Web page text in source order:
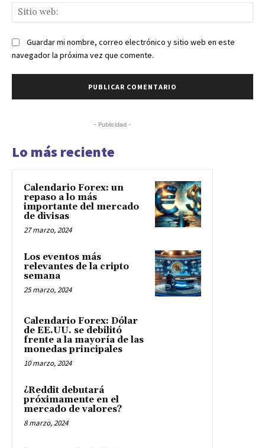
Guardar mi nombre, correo electrónico y sitio web en este
navegador la próxima vez que comente.
- Publicidad -
Lo más reciente
Calendario Forex: un
repaso a lo más
importante del mercado
de divisas
27 marzo, 2024
Los eventos más
relevantes de la cripto
semana
25 marzo, 2024
Calendario Forex: Dólar
de EE.UU. se debilitó
frente a la mayoría de las
monedas principales
10 marzo, 2024
¿Reddit debutará
próximamente en el
mercado de valores?
8 marzo, 2024